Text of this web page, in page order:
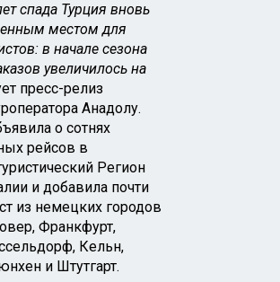
спада Турция вновь
местом для
в начале сезона
увеличилось на
пресс-релиз
Анадолу.
о сотнях
рейсов в
Регион
и добавила почти
из немецких городов
Франкфурт,
Кельн,
и Штутгарт.